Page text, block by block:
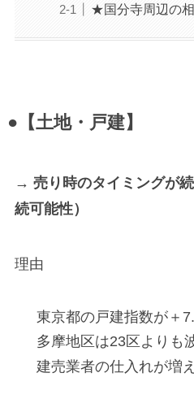
★国分寺周辺の
●【土地・戸建】
→ 売り時のタイミングが
続可能性）
理由
東京都の戸建指数が＋
多摩地区は23区よりも
建売業者の仕入れが増